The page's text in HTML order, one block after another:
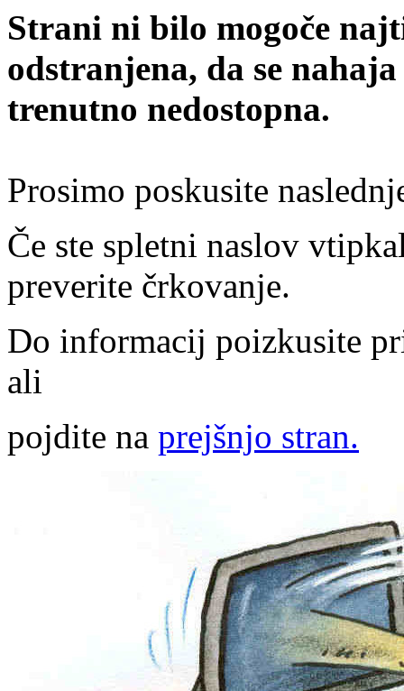
Strani ni bilo mogoče
odstranjena, da se
trenutno nedostopna.
Prosimo poskusite
Če ste spletni naslov
preverite črkovanje.
Do informacij poizkusite
ali
pojdite na prejšnjo stran.